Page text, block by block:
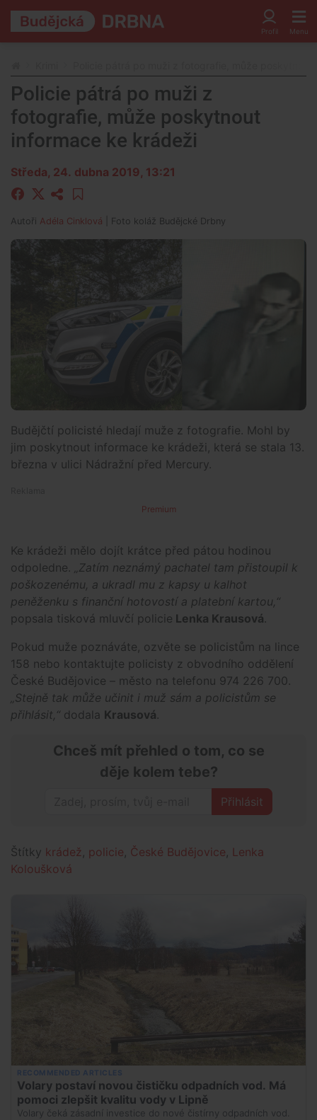
Policie pátrá po muži z
fotografie, může poskytnout
informace ke krádeži
Středa, 24. dubna 2019, 13:21
Autoři Adéla Cinklová | Foto koláž Budějcké Drbny
Budějčtí policisté hledají muže z fotografie. Mohl by
jim poskytnout informace ke krádeži, která se stala 13.
března v ulici Nádražní před Mercury.
Premium
Ke krádeži mělo dojít krátce před pátou hodinou
odpoledne. „Zatím neznámý pachatel tam přistoupil k
poškozenému, a ukradl mu z kapsy u kalhot
peněženku s finanční hotovostí a platební kartou,“
popsala tisková mluvčí policie Lenka Krausová.
Pokud muže poznáváte, ozvěte se policistům na lince
158 nebo kontaktujte policisty z obvodního oddělení
České Budějovice – město na telefonu 974 226 700.
„Stejně tak může učinit i muž sám a policistům se
přihlásit,“ dodala Krausová.
Chceš mít přehled o tom, co se
děje kolem tebe?
Přihlásit
Štítky krádež policie České Budějovice Lenka
Koloušková